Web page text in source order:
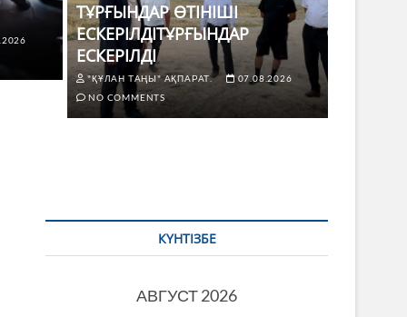
жүргізушілері үшін не
NO COMMENTS
ТҰРҒЫНДАР ӨТІНІШІ
ЕСКЕРІЛДІТҰРҒЫНДАР
ЕСКЕРІЛДІ
"ҚҰЛАН ТАҢЫ" АҚПАРАТ.
07.08.2026
NO COMMENTS
КҮНТІЗБЕ
АВГУСТ 2026